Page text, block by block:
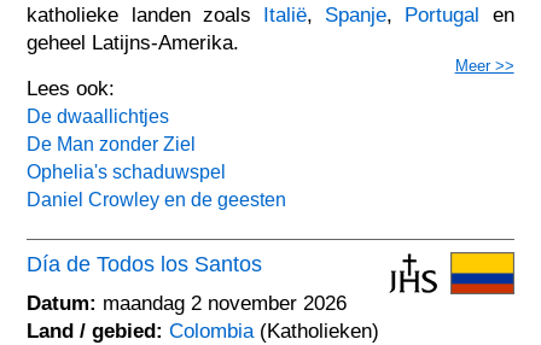
katholieke landen zoals Italië, Spanje, Portugal en
geheel Latijns-Amerika.
Meer >>
Lees ook:
De dwaallichtjes
De Man zonder Ziel
Ophelia's schaduwspel
Daniel Crowley en de geesten
Día de Todos los Santos
Datum: maandag 2 november 2026
Land / gebied: Colombia (Katholieken)